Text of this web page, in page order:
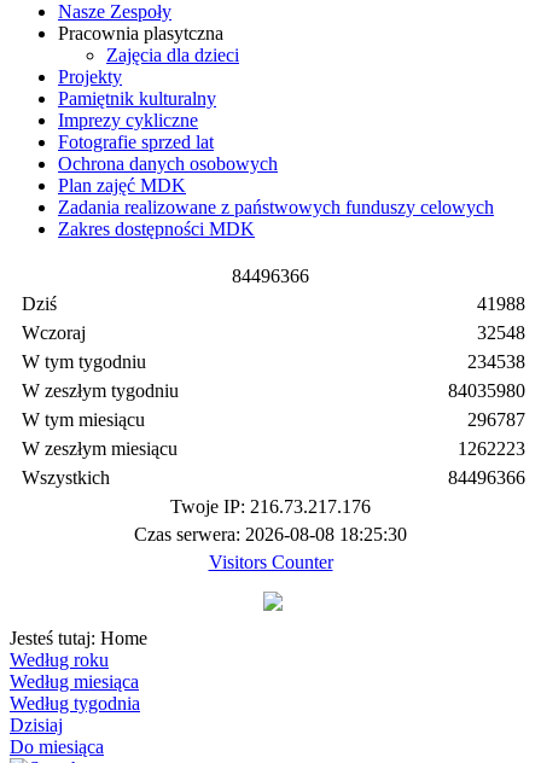
Nasze Zespoły
Pracownia plasytczna
Zajęcia dla dzieci
Projekty
Pamiętnik kulturalny
Imprezy cykliczne
Fotografie sprzed lat
Ochrona danych osobowych
Plan zajęć MDK
Zadania realizowane z państwowych funduszy celowych
Zakres dostępności MDK
84496366
Dziś
Wczoraj
W tym tygodniu
W zeszłym tygodniu
W tym miesiącu
W zeszłym miesiącu
Wszystkich
41988
32548
234538
84035980
296787
1262223
84496366
Twoje IP: 216.73.217.176
Czas serwera: 2026-08-08 18:25:30
Visitors Counter
Jesteś tutaj: Home
Według roku
Według miesiąca
Według tygodnia
Dzisiaj
Do miesiąca